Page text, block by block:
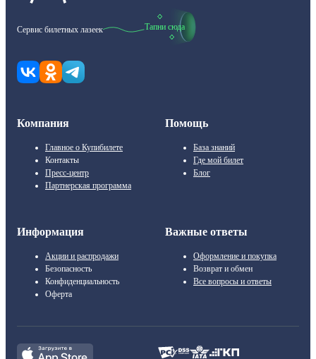
Сервис билетных лазеек Тапни сюда
Компания
Главное о Купибилете
Контакты
Пресс-центр
Партнерская программа
Помощь
База знаний
Где мой билет
Блог
Информация
Акции и распродажи
Безопасность
Конфиденциальность
Оферта
Важные ответы
Оформление и покупка
Возврат и обмен
Все вопросы и ответы